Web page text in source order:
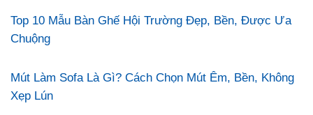
Top 10 Mẫu Bàn Ghế Hội Trường Đẹp, Bền, Được Ưa
Chuộng
Mút Làm Sofa Là Gì? Cách Chọn Mút Êm, Bền, Không
Xẹp Lún